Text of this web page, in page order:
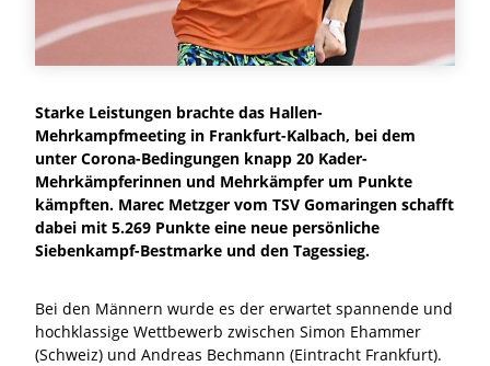
Starke Leistungen brachte das Hallen-
Mehrkampfmeeting in Frankfurt-Kalbach, bei dem
unter Corona-Bedingungen knapp 20 Kader-
Mehrkämpferinnen und Mehrkämpfer um Punkte
kämpften. Marec Metzger vom TSV Gomaringen schafft
dabei mit 5.269 Punkte eine neue persönliche
Siebenkampf-Bestmarke und den Tagessieg.
Bei den Männern wurde es der erwartet spannende und
hochklassige Wettbewerb zwischen Simon Ehammer
(Schweiz) und Andreas Bechmann (Eintracht Frankfurt).